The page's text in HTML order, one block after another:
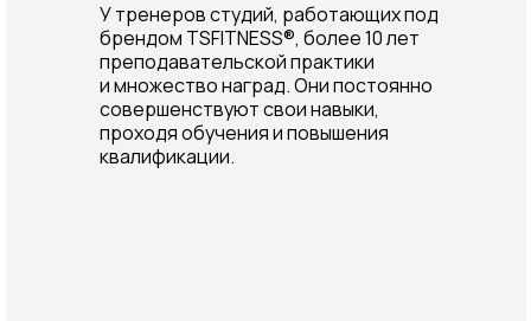
У тренеров студий, работающих под
брендом TSFITNESS®, более 10 лет
преподавательской практики
и множество наград. Они постоянно
совершенствуют свои навыки,
проходя обучения и повышения
квалификации.